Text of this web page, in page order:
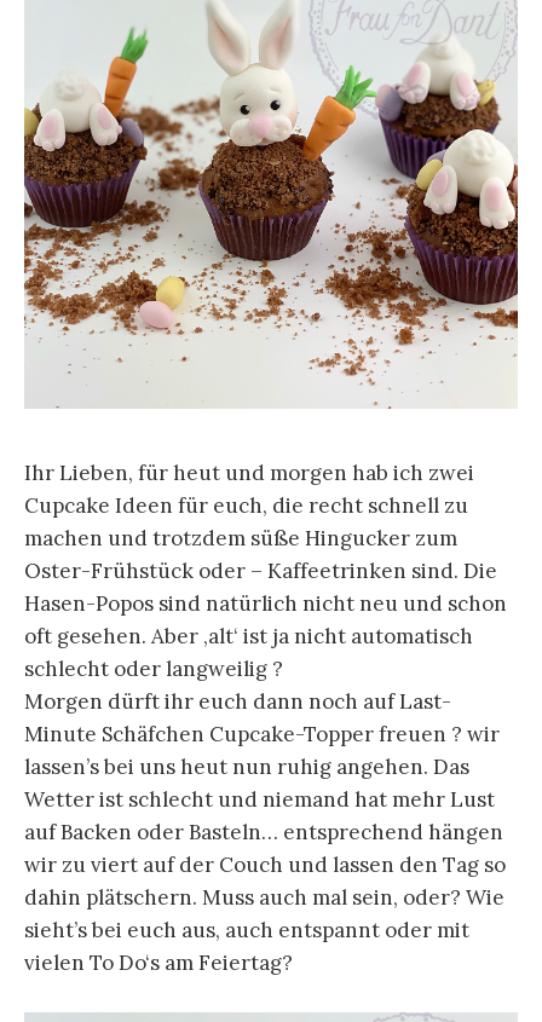
a
c
h
:
Ihr Lieben, für heut und morgen hab ich zwei
Cupcake Ideen für euch, die recht schnell zu
machen und trotzdem süße Hingucker zum
Oster-Frühstück oder – Kaffeetrinken sind. Die
Hasen-Popos sind natürlich nicht neu und schon
oft gesehen. Aber ‚alt‘ ist ja nicht automatisch
schlecht oder langweilig ?
Morgen dürft ihr euch dann noch auf Last-
Minute Schäfchen Cupcake-Topper freuen ? wir
lassen’s bei uns heut nun ruhig angehen. Das
Wetter ist schlecht und niemand hat mehr Lust
auf Backen oder Basteln… entsprechend hängen
wir zu viert auf der Couch und lassen den Tag so
dahin plätschern. Muss auch mal sein, oder? Wie
sieht’s bei euch aus, auch entspannt oder mit
vielen To Do‘s am Feiertag?